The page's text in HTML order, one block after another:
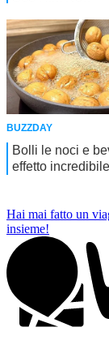
Hai mai fatto un
insieme!